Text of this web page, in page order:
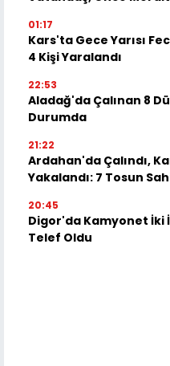
01:17
Kars'ta Gece Yarısı
4 Kişi Yaralandı
22:53
Aladağ'da Çalınan 8
Durumda
21:22
Ardahan'da Çalındı,
Yakalandı: 7 Tosun
20:45
Digor'da Kamyonet İki
Telef Oldu